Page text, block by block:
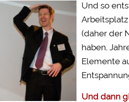
Und so
(daher der
haben.
Elemente
Und dann